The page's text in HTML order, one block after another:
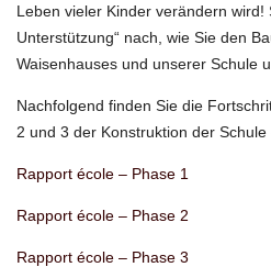
Leben vieler Kinder verändern wird!
Unterstützung“ nach, wie Sie den
Waisenhauses und unserer Schule
Nachfolgend finden Sie die
2 und 3 der Konstruktion der
Rapport école – Phase 1
Rapport école – Phase 2
Rapport école – Phase 3